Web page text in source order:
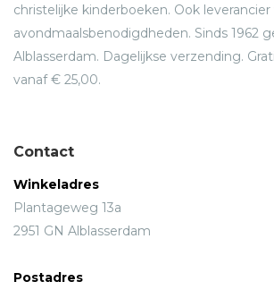
christelijke kinderboeken. Ook leverancier
avondmaalsbenodigdheden. Sinds 1962
Alblasserdam. Dagelijkse verzending.
vanaf € 25,00.
Contact
Winkeladres
Plantageweg 13a
2951 GN Alblasserdam
Postadres